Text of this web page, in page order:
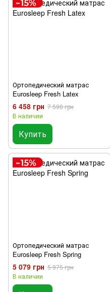
Ортопедический матрас
Eurosleep Fresh Latex
6 458 грн 7 598 грн
В наличии
Купить
Ортопедический матрас
Eurosleep Fresh Spring
5 079 грн 5 975 грн
В наличии